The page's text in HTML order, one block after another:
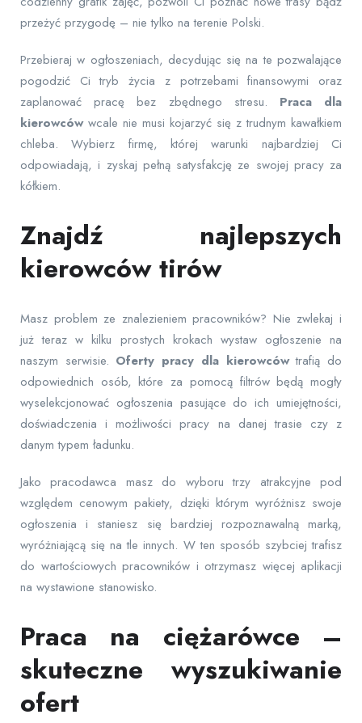
przeżyć przygodę – nie tylko na terenie Polski.
Przebieraj w ogłoszeniach, decydując się na te pozwalające
pogodzić Ci tryb życia z potrzebami finansowymi oraz
zaplanować pracę bez zbędnego stresu. Praca dla
kierowcówwcale nie musi kojarzyć się z trudnym kawałkiem
chleba. Wybierz firmę, której warunki najbardziej Ci
odpowiadają, i zyskaj pełną satysfakcję ze swojej pracy za
kółkiem.
Znajdź najlepszych
kierowców tirów
Masz problem ze znalezieniem pracowników? Nie zwlekaj i
już teraz w kilku prostych krokach wystaw ogłoszenie na
naszym serwisie. Oferty pracy dla kierowcówtrafią do
odpowiednich osób, które za pomocą filtrów będą mogły
wyselekcjonować ogłoszenia pasujące do ich umiejętności,
doświadczenia i możliwości pracy na danej trasie czy z
danym typem ładunku.
Jako pracodawca masz do wyboru trzy atrakcyjne pod
względem cenowym pakiety, dzięki którym wyróżnisz swoje
ogłoszenia i staniesz się bardziej rozpoznawalną marką,
wyróżniającą się na tle innych. W ten sposób szybciej trafisz
do wartościowych pracowników i otrzymasz więcej aplikacji
na wystawione stanowisko.
Praca na ciężarówce –
skuteczne wyszukiwanie
ofert